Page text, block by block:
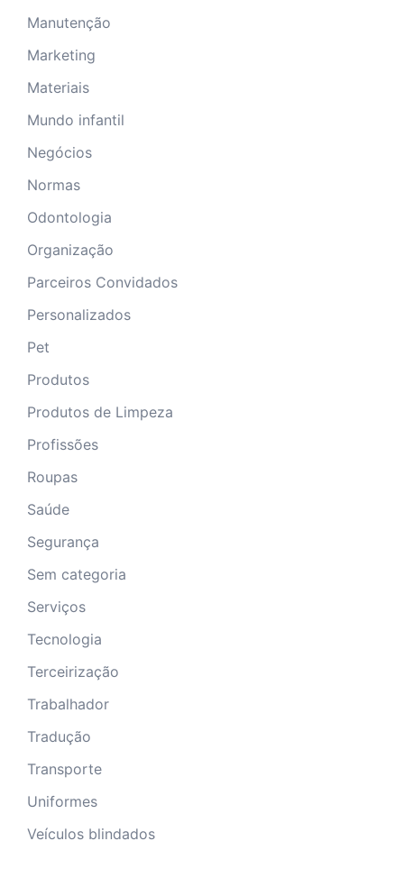
Manutenção
Marketing
Materiais
Mundo infantil
Negócios
Normas
Odontologia
Organização
Parceiros Convidados
Personalizados
Pet
Produtos
Produtos de Limpeza
Profissões
Roupas
Saúde
Segurança
Sem categoria
Serviços
Tecnologia
Terceirização
Trabalhador
Tradução
Transporte
Uniformes
Veículos blindados